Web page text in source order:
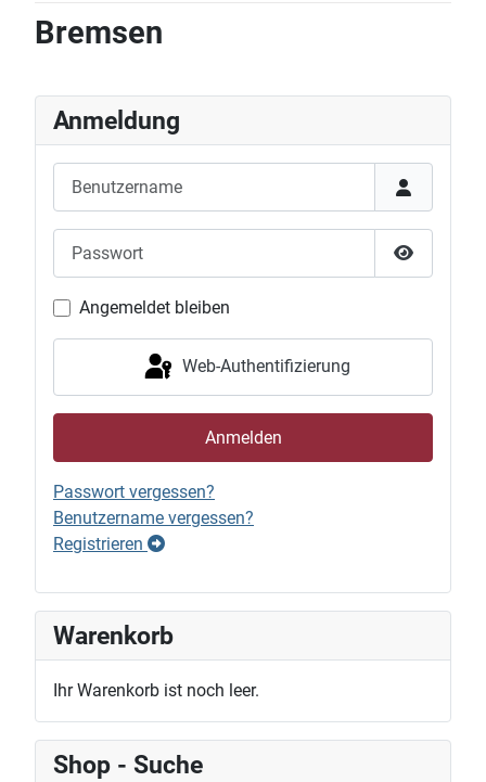
Bremsen
Anmeldung
Passwort
Angemeldet bleiben
Web-Authentifizierung
Anmelden
Passwort vergessen?
Benutzername vergessen?
Registrieren
Warenkorb
Ihr Warenkorb ist noch leer.
Shop - Suche